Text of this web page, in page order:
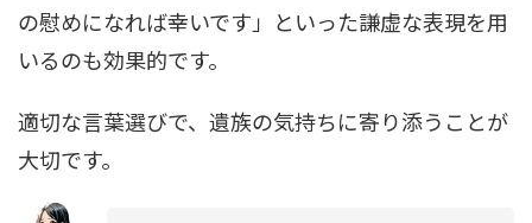
の慰めになれば幸いです」といった謙虚な表現を用
いるのも効果的です。
適切な言葉選びで、遺族の気持ちに寄り添うことが
大切です。